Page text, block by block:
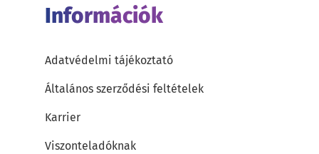
Információk
Adatvédelmi tájékoztató
Általános szerződési feltételek
Karrier
Viszonteladóknak